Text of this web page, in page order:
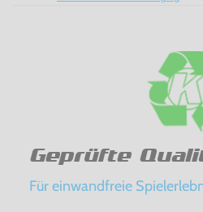
Geprüfte
Für einwandfreie